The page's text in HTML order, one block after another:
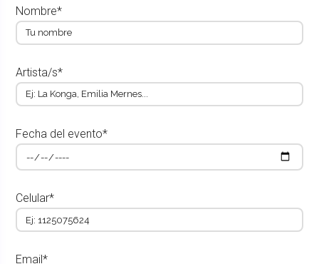
Nombre*
Artista/s*
Fecha del evento*
Celular*
Email*